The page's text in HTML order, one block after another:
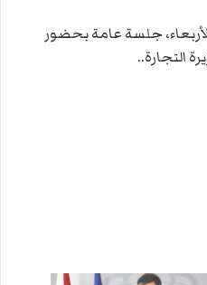
جلسة عامة بحضور
التجارة..